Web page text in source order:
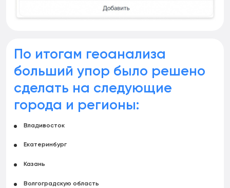
По итогам геоанализа
больший упор было решено
сделать на следующие
города и регионы:
Владивосток
Екатеринбург
Казань
Волгоградскую область